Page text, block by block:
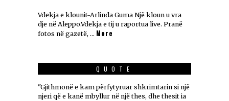
Vdekja e klounit-Arlinda Guma Një kloun u vra
dje në Aleppo.Vdekja e tij u raportua live. Pranë
fotos në gazetë, … More
QUOTE
"Gjithmonë e kam përfytyruar shkrimtarin si një
njeri që e kanë mbyllur në një thes, dhe thesit ia